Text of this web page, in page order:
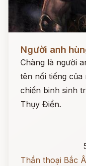
Người anh
Chàng là người
tên nổi tiếng của
chiến binh sinh
Thụy Điển.
Thần thoại Bắc